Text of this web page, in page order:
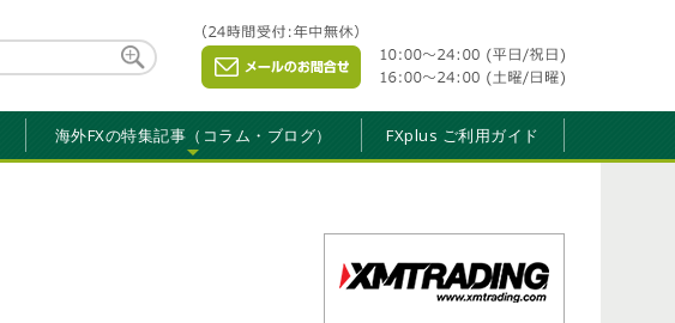
海外FXの特集記事（コラム・ブログ） FXplus ご利用ガイド